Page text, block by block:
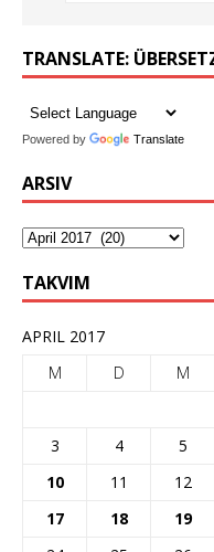
TRANSLATE:
Powered by Translate
ARSIV
TAKVIM
APRIL 2017
M
D M
3
4 5
10
11 12
17
18 19